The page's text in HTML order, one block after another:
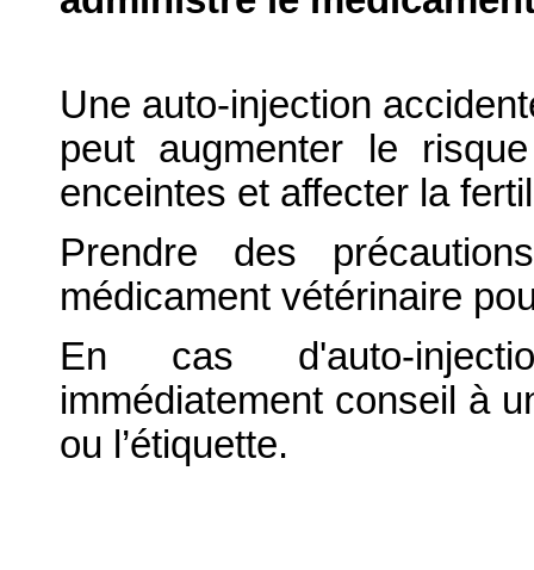
Une auto-injection
peut augmenter le
enceintes et affecter la
Prendre des
médicament vétérinaire
En cas d'auto-
immédiatement conseil à
ou l’étiquette.